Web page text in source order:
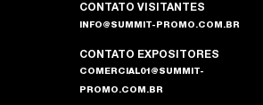
CONTATO VISITANTES
INFO@SUMMIT-PROMO.COM.BR
CONTATO EXPOSITORES
COMERCIAL01@SUMMIT-
PROMO.COM.BR